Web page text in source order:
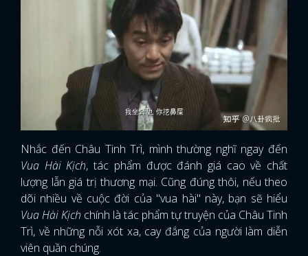
Nhắc đến Châu Tinh Trì, mình thường nghĩ ngay đến
Vua Hài Kịch, tác phẩm được đánh giá cao về chất
lượng lẫn giá trị thương mại. Cũng đúng thôi, nếu theo
dõi nhiều về cuộc đời của "vua hài" này, bạn sẽ hiểu
Vua Hài Kịch chính là tác phẩm tự truyện của Châu Tinh
Trì, về những nỗi xót xa, cay đắng của người làm diễn
viên quần chúng.